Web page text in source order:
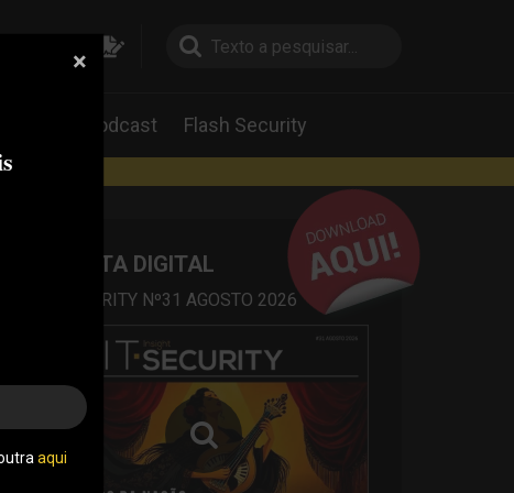
Podcast Flash Security
REVISTA DIGITAL
IT SECURITY Nº31 AGOSTO 2026
×
aqui